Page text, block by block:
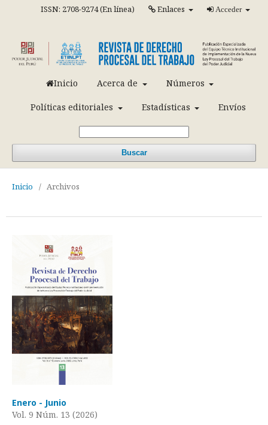
Inicio Acerca de Números
Políticas editoriales Estadísticas Envíos
Buscar
ISSN: 2708-9274 (En línea) Enlaces Acceder
Inicio / Archivos
Enero - Junio
Vol. 9 Núm. 13 (2026)